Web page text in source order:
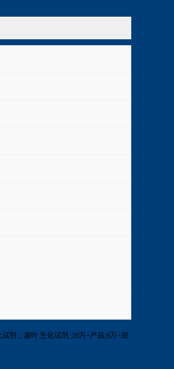
试剂 ;; 源叶 生化试剂 ;20万+产品,6万+现